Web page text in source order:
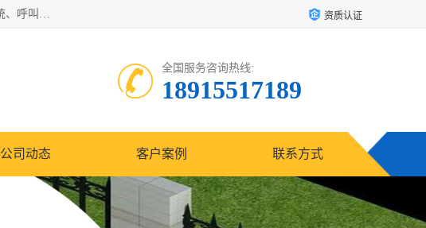
苏州迈凯隆系统集成科技有限公司电话: 联系人:马杰森 销售安装视频监控、报警系统、电话交换机、门禁考勤、巡更系统、呼叫对讲系统、停车场道闸、智能家居、广播系统、综合布线、办公设备、电子商务软件、网络工程、酒店门锁系列 系统集成、VOD视频点播、LED显示屏、节能产品、USP电源、收银机等弱电及智能化项目。 资质认证
全国服务咨询热线:
18915517189
公司动态 客户案例 联系方式